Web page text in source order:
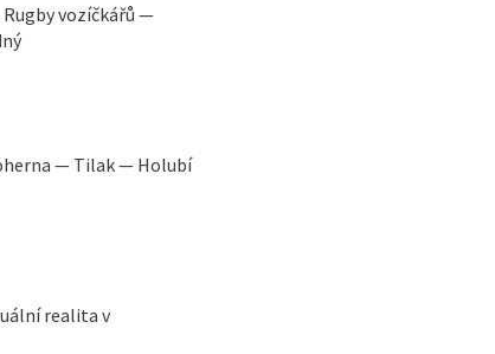
— Tilak — Holubí
realita v